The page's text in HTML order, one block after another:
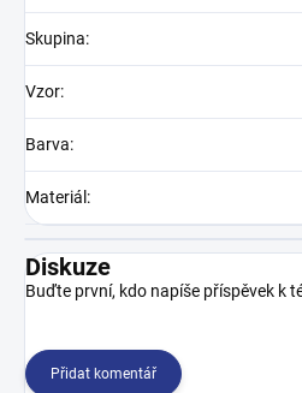
Skupina:
Vzor:
Barva:
Materiál :
Diskuze
Buďte první, kdo napíše příspěvek k
Přidat komentář